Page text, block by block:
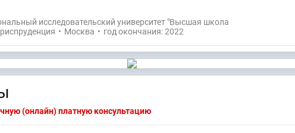
исследовательский университет "Высшая школа
• Москва • год окончания: 2022
(онлайн) платную консультацию